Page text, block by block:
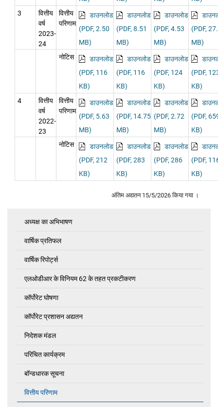
3
वित्तीय
वर्ष
2023-
24
वित्तीय
परिणाम
डाउनलोड
(PDF, 2.50
MB)
डाउनलोड
(PDF, 8.51
MB)
डाउनलोड
(PDF, 4.53
MB)
(PDF,
MB)
नोटिस
डाउनलोड
(PDF, 116
KB)
डाउनलोड
(PDF, 116
KB)
डाउनलोड
(PDF, 124
KB)
(PDF,
KB)
4
वित्तीय
वर्ष
2022-
23
वित्तीय
परिणाम
डाउनलोड
(PDF, 5.63
MB)
डाउनलोड
(PDF, 14.75
MB)
डाउनलोड
(PDF, 2.72
MB)
(PDF,
KB)
नोटिस
डाउनलोड
(PDF, 212
KB)
डाउनलोड
(PDF, 283
KB)
डाउनलोड
(PDF, 286
KB)
(PDF,
KB)
अंतिम अद्यतन 15/5/2026किया गया ।
Corner
अध्यक्ष का अभिभाषण
वार्षिक प्रतिफल
वार्षिक रिपोर्ट्स
एलओडीआर के विनियम 62 के तहत प्रकटीकरण
कॉर्पोरेट घोषणा
कॉर्पोरेट प्रशासन अद्यतन
निदेशक मंडल
परिचित कार्यक्रम
बॉन्डधारक सूचना
वित्तीय परिणाम